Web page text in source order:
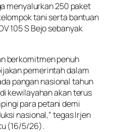
menyalurkan 250 paket
tani serta bantuan
105 S Bejo sebanyak
berkomitmen penuh
pemerintah dalam
pangan nasional tahun
kewilayahan akan terus
para petani demi
nasional,” tegas Irjen
(16/5/26).